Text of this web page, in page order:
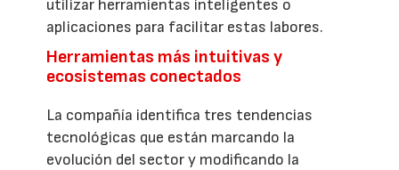
utilizar herramientas inteligentes o
aplicaciones para facilitar estas labores.
Herramientas más intuitivas y
ecosistemas conectados
La compañía identifica tres tendencias
tecnológicas que están marcando la
evolución del sector y modificando la